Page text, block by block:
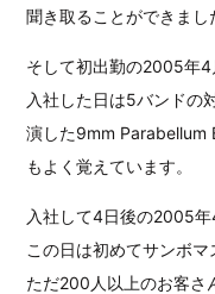
聞き取ることができま
そして初出勤の2005年4
入社した日は5バンドの
演した9mm Parabellum
もよく覚えています。
入社して4日後の2005年
この日は初めてサンボマ
ただ200人以上のお客さ